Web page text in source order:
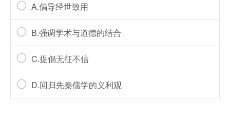
A.倡导经世致用
B.强调学术与道德的结合
C.提倡无征不信
D.回归先秦儒学的义利观